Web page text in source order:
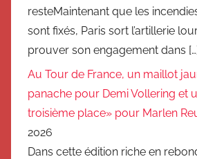
resteMaintenant que les
sont fixés, Paris sort l’artillerie
prouver son engagement dans […]
Au Tour de France, un maillot
panache pour Demi Vollering et
troisième place» pour Marlen
2026
Dans cette édition riche en